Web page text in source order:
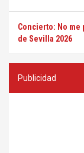
Concierto: No
de Sevilla 2026
Publicidad